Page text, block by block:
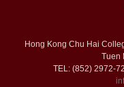
Hong Kong Chu Hai
Tuen
TEL: (852) 2972-